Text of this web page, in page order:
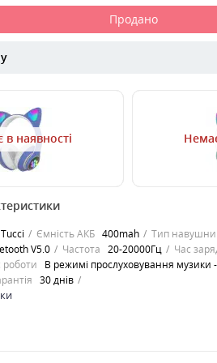
Продано
в наявності
з котячими
моделей аудіо
вушками
більшості
гарнітури
1
Tucci Ємність АКБ 400mah Тип
V5.0 Частота 20-20000Гц Час
роботи В режимі прослуховування музики
30 днів